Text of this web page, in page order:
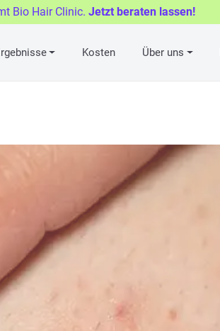
Bio Hair Clinic. Jetzt beraten lassen!
Kosten Über uns